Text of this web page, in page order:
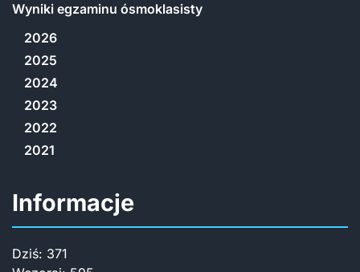
Wyniki egzaminu ósmoklasisty
2026
2025
2024
2023
2022
2021
Informacje
Dziś: 371